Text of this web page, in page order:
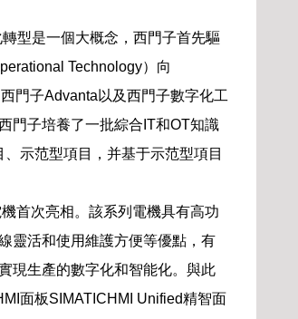
型是一個大概念，西門子首先驅
Technology）向
門子Advanta以及西門子數字化工
門子培養了一批綜合IT和OT知識
示范型項目，并基于示范型項目
首次亮相。該系列電機具有高功
靈活和使用維護方便等優點，有
現生產的數字化和智能化。與此
面板SIMATICHMI Unified精智面